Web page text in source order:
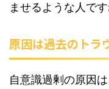
ませるような人です
原因は過去のトラ
自意識過剰の原因